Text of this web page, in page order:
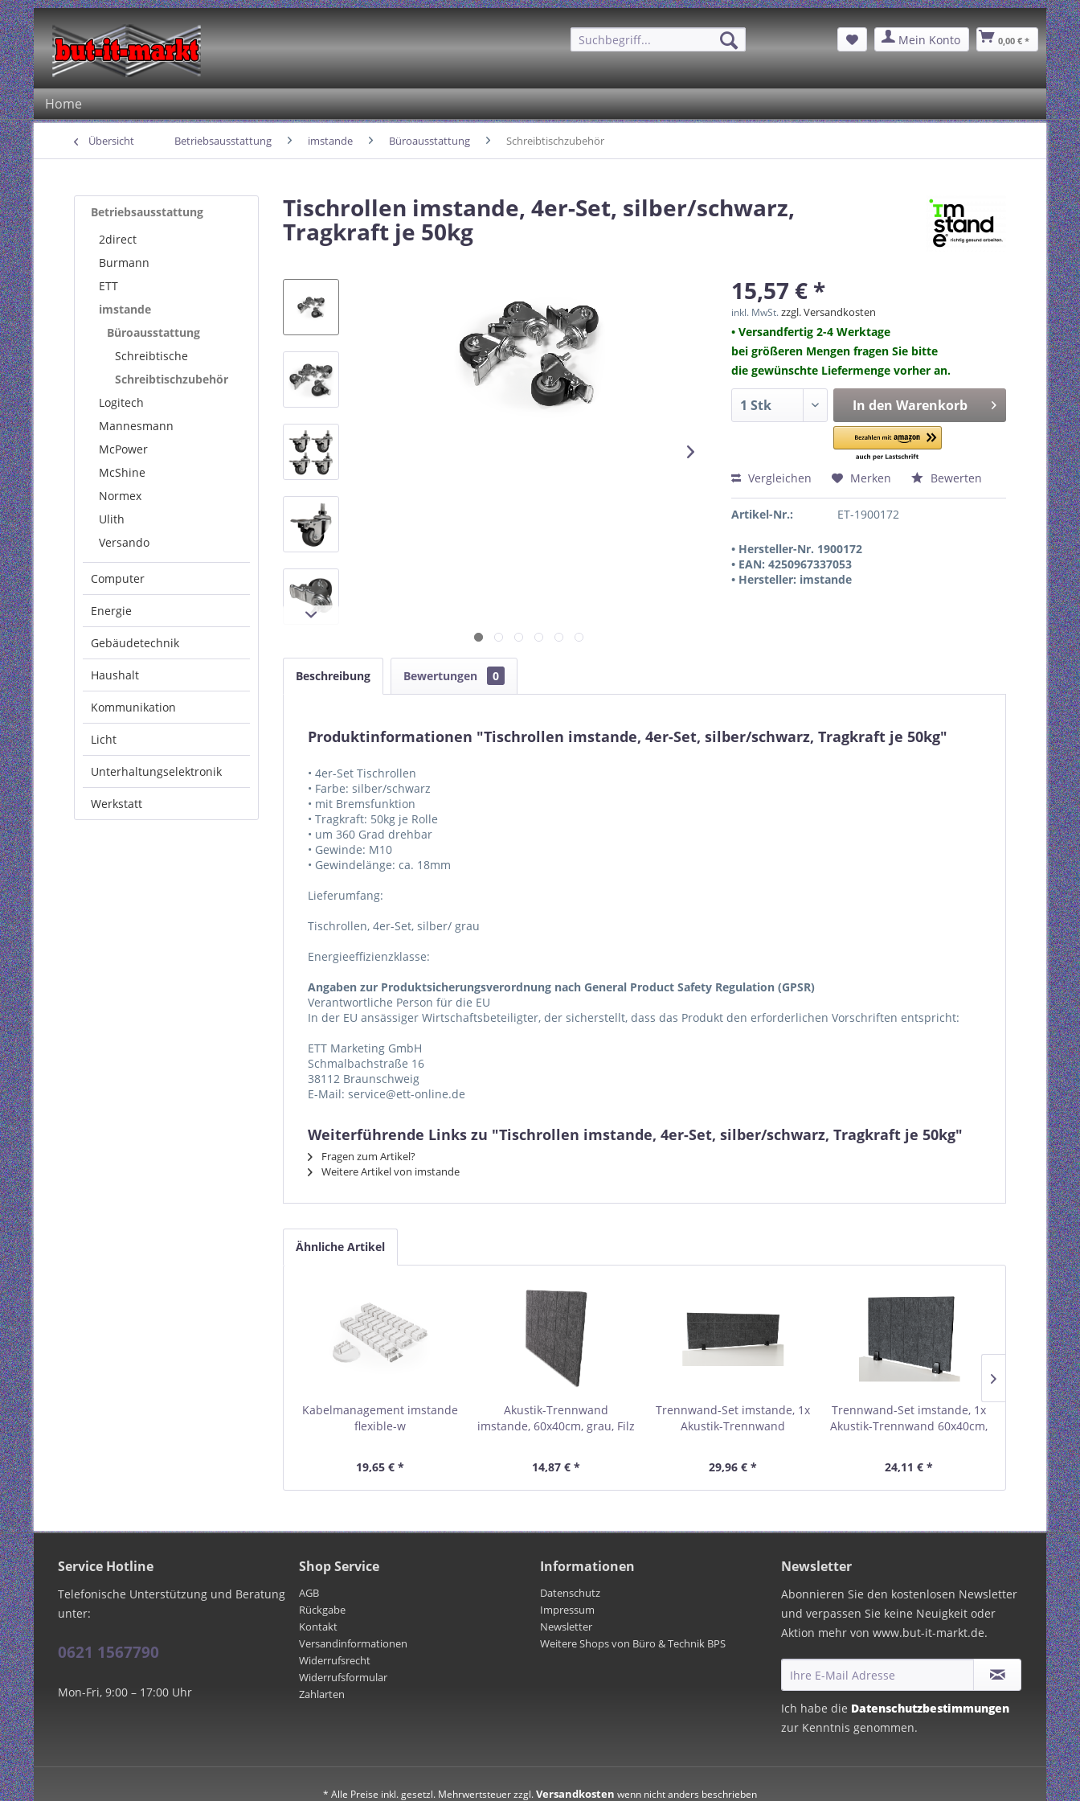
Mein Konto 0,00 € *
Home
Übersicht Betriebsausstattung imstande Büroausstattung Schreibtischzubehör
Betriebsausstattung
2direct
Burmann
ETT
imstande
Büroausstattung
Schreibtische
Schreibtischzubehör
Logitech
Mannesmann
McPower
McShine
Normex
Ulith
Versando
Computer
Energie
Gebäudetechnik
Haushalt
Kommunikation
Licht
Unterhaltungselektronik
Werkstatt
Tischrollen imstande, 4er-Set, silber/schwarz,
Tragkraft je 50kg
15,57 € *
inkl. MwSt.zzgl. Versandkosten
• Versandfertig 2-4 Werktage
bei größeren Mengen fragen Sie bitte
die gewünschte Liefermenge vorher an.
In den Warenkorb
Vergleichen Merken Bewerten
Artikel-Nr.: ET-1900172
• Hersteller-Nr. 1900172
• EAN: 4250967337053
• Hersteller: imstande
Beschreibung Bewertungen 0
Produktinformationen "Tischrollen imstande, 4er-Set, silber/schwarz, Tragkraft je 50kg"
• 4er-Set Tischrollen
• Farbe: silber/schwarz
• mit Bremsfunktion
• Tragkraft: 50kg je Rolle
• um 360 Grad drehbar
• Gewinde: M10
• Gewindelänge: ca. 18mm
Lieferumfang:
Tischrollen, 4er-Set, silber/ grau
Energieeffizienzklasse:
Angaben zur Produktsicherungsverordnung nach General Product Safety Regulation (GPSR)
Verantwortliche Person für die EU
In der EU ansässiger Wirtschaftsbeteiligter, der sicherstellt, dass das Produkt den erforderlichen Vorschriften entspricht:
ETT Marketing GmbH
Schmalbachstraße 16
38112 Braunschweig
E-Mail: service@ett-online.de
Weiterführende Links zu "Tischrollen imstande, 4er-Set, silber/schwarz, Tragkraft je 50kg"
Fragen zum Artikel?
Weitere Artikel von imstande
Ähnliche Artikel
Kabelmanagement imstande
flexible-w
19,65 € *
Akustik-Trennwand
imstande, 60x40cm, grau, Filz
14,87 € *
Trennwand-Set imstande, 1x
Akustik-Trennwand
29,96 € *
Trennwand-Set imstande, 1x
Akustik-Trennwand 60x40cm,
24,11 € *
Service Hotline
Telefonische Unterstützung und Beratung
unter:
0621 1567790
Mon-Fri, 9:00 – 17:00 Uhr
Shop Service
AGB
Rückgabe
Kontakt
Versandinformationen
Widerrufsrecht
Widerrufsformular
Zahlarten
Informationen
Datenschutz
Impressum
Newsletter
Weitere Shops von Büro & Technik BPS
Newsletter
Abonnieren Sie den kostenlosen Newsletter
und verpassen Sie keine Neuigkeit oder
Aktion mehr von www.but-it-markt.de.
Ich habe die Datenschutzbestimmungen
zur Kenntnis genommen.
* Alle Preise inkl. gesetzl. Mehrwertsteuer zzgl.Versandkosten wenn nicht anders beschrieben